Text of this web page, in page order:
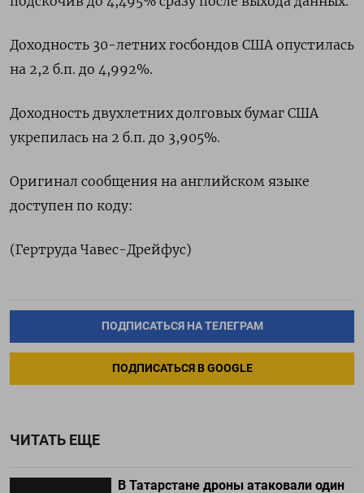
Доходность 30-летних госбондов США опустилась
на 2,2 б.п. до 4,992%.
Доходность двухлетних долговых бумаг США
укрепилась на 2 б.п. до 3,905%.
Оригинал сообщения на английском языке
доступен по коду:
(Гертруда Чавес-Дрейфус)
ПОДПИСАТЬСЯ НА ТЕЛЕГРАМ
ПОДПИСАТЬСЯ В GOOGLE
ЧИТАТЬ ЕЩЕ
В Татарстане дроны атаковали один